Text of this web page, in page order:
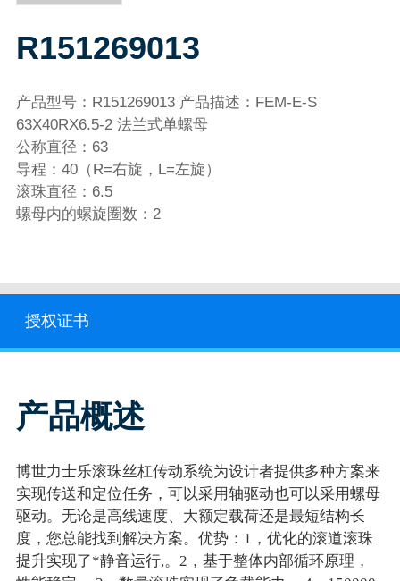
R151269013
产品型号：R151269013 产品描述：FEM-E-S
63X40RX6.5-2 法兰式单螺母
公称直径：63
导程：40（R=右旋，L=左旋）
滚珠直径：6.5
螺母内的螺旋圈数：2
授权证书
产品概述
博世力士乐滚珠丝杠传动系统为设计者提供多种方案来
实现传送和定位任务，可以采用轴驱动也可以采用螺母
驱动。无论是高线速度、大额定载荷还是最短结构长
度，您总能找到解决方案。优势：1，优化的滚道滚珠
提升实现了*静音运行,。2，基于整体内部循环原理，